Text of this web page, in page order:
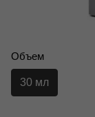
Объем
30 мл